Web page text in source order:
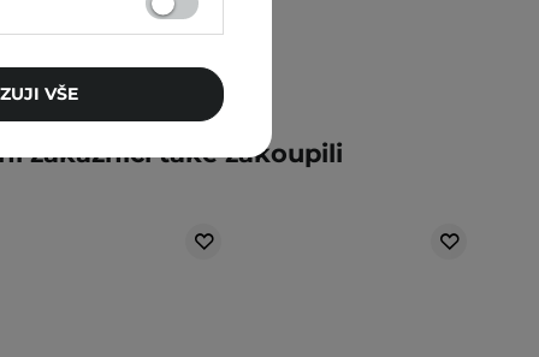
zákazníci také zakoupili
VŠE